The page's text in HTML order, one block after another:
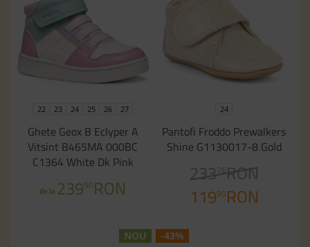
22 23 24 25 26 27
Ghete Geox B Eclyper A
Vitsint B465MA 000BC
C1364 White Dk Pink
de la 23990RON
24
Pantofi Froddo Prewalkers
Shine G1130017-8 Gold
233 76
RON
11990RON
NOU -43%